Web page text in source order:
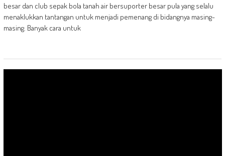
besar dan club sepak bola tanah air bersuporter besar pula yang selalu
menaklukkan tantangan untuk menjadi pemenang di bidangnya masing-
masing. Banyak cara untuk